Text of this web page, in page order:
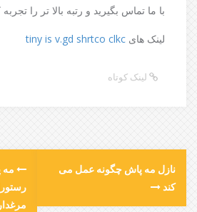
با ما تماس بگیرید و رتبه بالا تر را
لینک های tiny is v.gd shrtco clkc
لینک کوتاه
مه
نازل مه پاش چگونه عمل می
کند